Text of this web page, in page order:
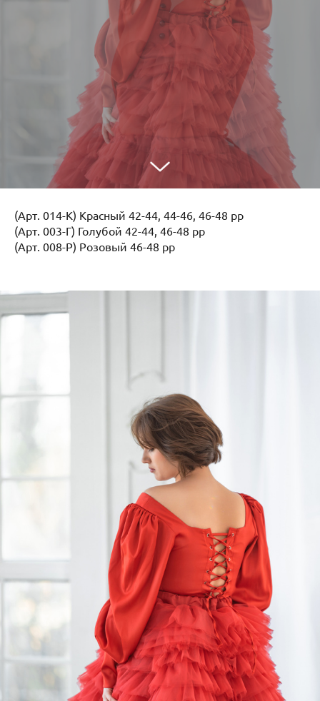
(Арт. 014-К) Красный 42-44, 44-46, 46-48 рр
(Арт. 003-Г) Голубой 42-44, 46-48 рр
(Арт. 008-Р) Розовый 46-48 рр